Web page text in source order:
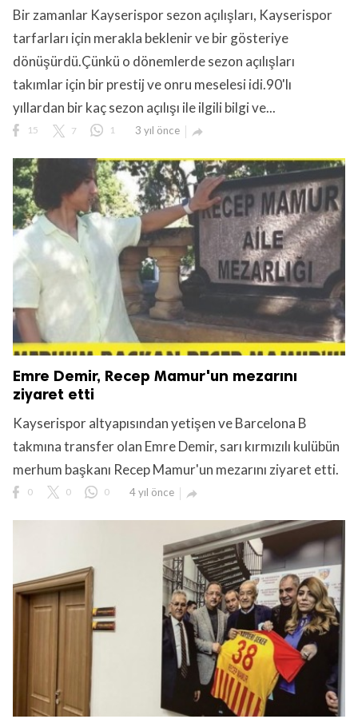
Bir zamanlar Kayserispor sezon açılışları, Kayserispor
tarfarları için merakla beklenir ve bir gösteriye
dönüşürdü.Çünkü o dönemlerde sezon açılışları
takımlar için bir prestij ve onru meselesi idi.90'lı
yıllardan bir kaç sezon açılışı ile ilgili bilgi ve...
15 7 1 3 yıl önce 
Emre Demir, Recep Mamur'un mezarını
ziyaret etti
Kayserispor altyapısından yetişen ve Barcelona B
takmına transfer olan Emre Demir, sarı kırmızılı kulübün
merhum başkanı Recep Mamur'un mezarını ziyaret etti.
0 0 0 4 yıl önce 